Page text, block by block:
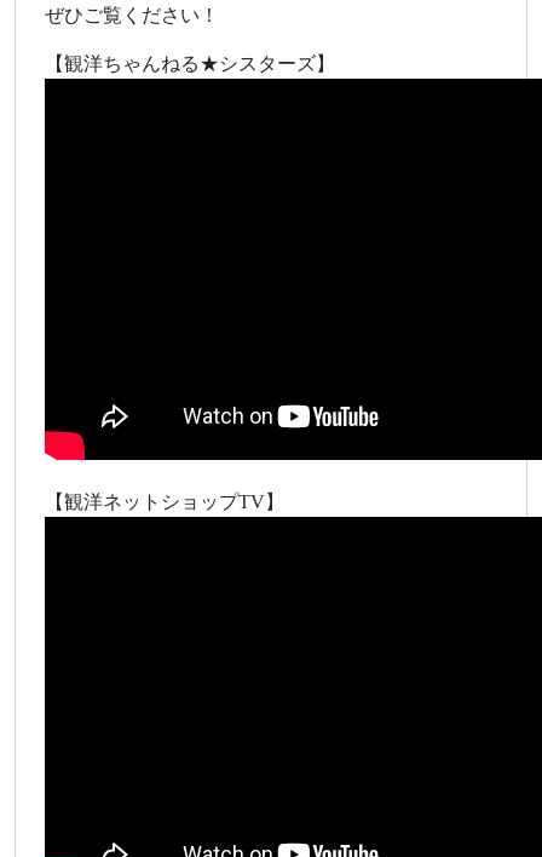
ぜひご覧ください！
【観洋ちゃんねる★シスターズ】
【観洋ネットショップTV】